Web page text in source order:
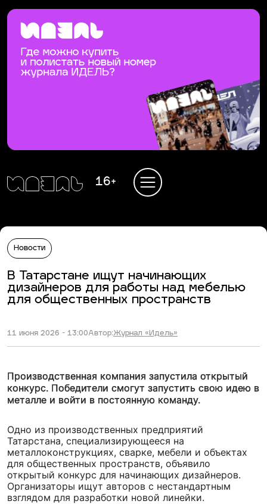
16+
Новости
В Татарстане ищут начинающих
дизайнеров для работы над мебелью
для общественных пространств
11 июня 2026 - 13:00Автор:Журнал «Идель»
Производственная компания запустила открытый
конкурс. Победители смогут запустить свою идею в
металле и войти в постоянную команду.
Одно из производственных предприятий
Татарстана, специализирующееся на
металлоконструкциях, сварке, мебели и объектах
для общественных пространств, объявило
открытый конкурс для начинающих дизайнеров.
Организаторы ищут авторов с нестандартным
взглядом для разработки новой линейки.